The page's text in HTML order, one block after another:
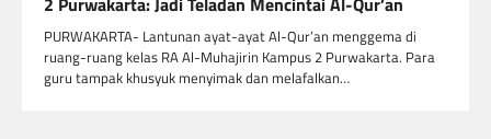
PURWAKARTA- Lantunan ayat-ayat Al-Qur’an menggema di
ruang-ruang kelas RA Al-Muhajirin Kampus 2 Purwakarta. Para
guru tampak khusyuk menyimak dan melafalkan…